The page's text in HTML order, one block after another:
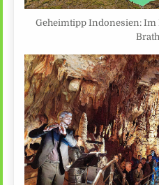
Geheimtipp Indonesien: Im